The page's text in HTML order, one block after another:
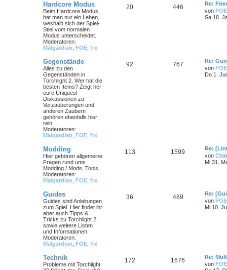
Hardcore Modus
Beim Hardcore Modus
hat man nur ein Leben,
weshalb sich der Spiel-
Stiel vom normalen
Modus unterscheidet.
Moderatoren:
Malgardian FOE frx
20 446
Re:
von FOE
Sa 18.
Gegenstände
Alles zu den
Gegenständen in
Torchlight 2. Wer hat die
besten Items? Zeigt her
eure Uniques!
Diskussionen zu
Verzauberungen und
anderen Zaubern
gehören ebenfalls hier
rein.
Moderatoren:
Malgardian FOE frx
92 767
Re:
von FOE
Do 1.
Modding
Hier gehören allgemeine
Fragen rund ums
Modding / Mods, Tools.
Moderatoren:
Malgardian FOE frx
113 1599
Re:
von
Mi 31.
Guides
Guides sind Anleitungen
zum Spiel. Hier findet ihr
aber auch Tipps &
Tricks zu Torchlight 2,
sowie weitere Listen
und Informationen.
Moderatoren:
Malgardian FOE frx
36 489
Re:
von FOE
Mi 10.
Technik
Probleme mit Torchlight
172 1676
Re:
von FOE